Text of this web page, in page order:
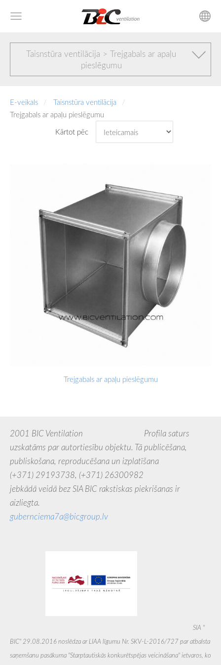
Taisnstūra ventilācija > Trejgabals ar apaļu
pieslēgumu
E-veikals
Taisnstūra ventilācija
Trejgabals ar apaļu pieslēgumu
Kārtot pēc
Trejgabals ar apaļu pieslēgumu
2001 BIC Ventilation Profila saturs
uzskatāms par autortiesību objektu. Tā publicēšana,
publiskošana, reproducēšana un izplatīšana
(+371) 29193738, (+371) 26300982
jebkādā veidā bez SIA BIC rakstiskas piekrišanas ir
aizliegta.
gubernciema7a@bicgroup.lv
SIA ''
BIC'' 29.08.2016 noslēdza ar LIAA līgumu Nr. SKV-L-2016/727 par atbalsta
saņemšanu pasākuma "Starptautiskās konkurētspējas veicināšana" ietvaros, ko